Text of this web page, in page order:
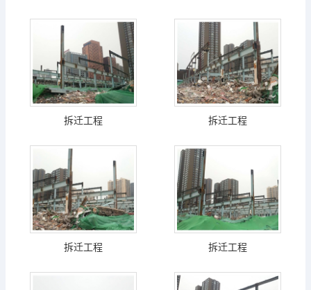
拆迁工程 拆迁工程
拆迁工程 拆迁工程